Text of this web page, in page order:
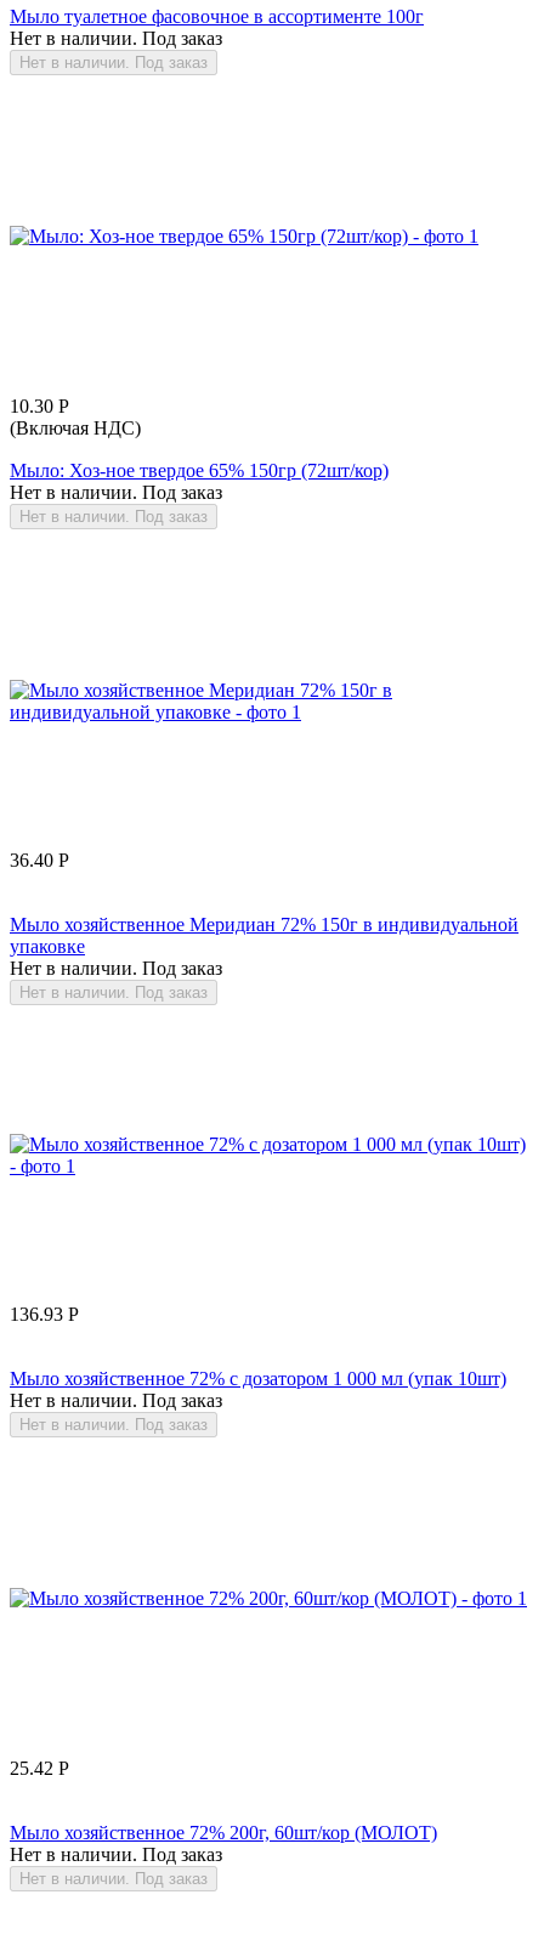
Мыло туалетное фасовочное в ассортименте 100г
Нет в наличии. Под заказ
Нет в наличии. Под заказ
10.30 Р
(Включая НДС)
Мыло: Хоз-ное твердое 65% 150гр (72шт/кор)
Нет в наличии. Под заказ
Нет в наличии. Под заказ
36.40 Р
Мыло хозяйственное Меридиан 72% 150г в индивидуальной
упаковке
Нет в наличии. Под заказ
Нет в наличии. Под заказ
136.93 Р
Мыло хозяйственное 72% с дозатором 1 000 мл (упак 10шт)
Нет в наличии. Под заказ
Нет в наличии. Под заказ
25.42 Р
Мыло хозяйственное 72% 200г, 60шт/кор (МОЛОТ)
Нет в наличии. Под заказ
Нет в наличии. Под заказ